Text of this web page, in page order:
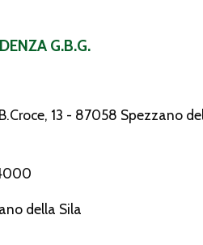
G.B.G.
13 - 87058 Spezzano
della Sila